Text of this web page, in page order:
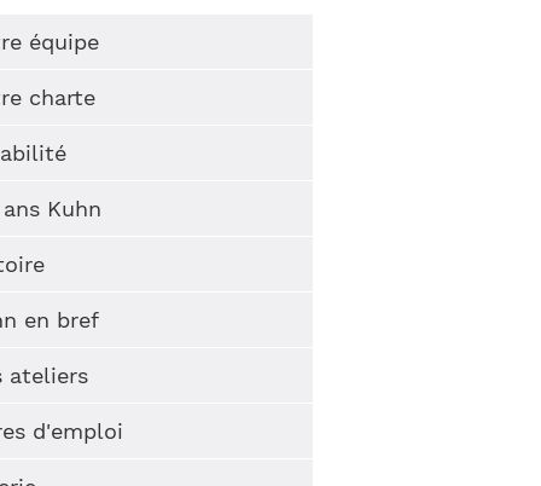
équipe
charte
ans Kuhn
en bref
ateliers
d'emploi